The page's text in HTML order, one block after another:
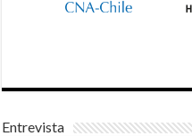
Entrevista